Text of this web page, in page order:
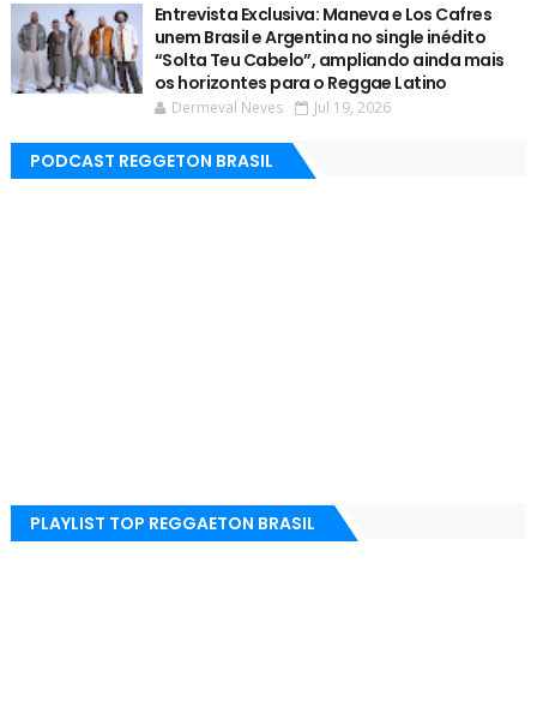
Entrevista Exclusiva: Maneva e Los Cafres
unem Brasil e Argentina no single inédito
“Solta Teu Cabelo”, ampliando ainda mais
os horizontes para o Reggae Latino
Dermeval Neves Jul 19, 2026
PODCAST REGGETON BRASIL
PLAYLIST TOP REGGAETON BRASIL